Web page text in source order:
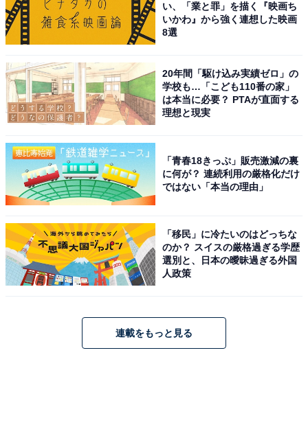
い、「業と罪」を描く『映画ち
いかわ』から強く連想した映画
8選
20年間「駆け込み実績ゼロ」の
学校も…「こども110番の家」
は本当に必要？ PTAが直面する
理想と現実
「青春18きっぷ」販売激減の裏
に何が？ 連続利用の厳格化だけ
ではない「本当の理由」
「移民」に冷たいのはどっちな
のか？ スイスの厳格過ぎる学歴
選別と、日本の曖昧過ぎる外国
人政策
連載をもっと見る